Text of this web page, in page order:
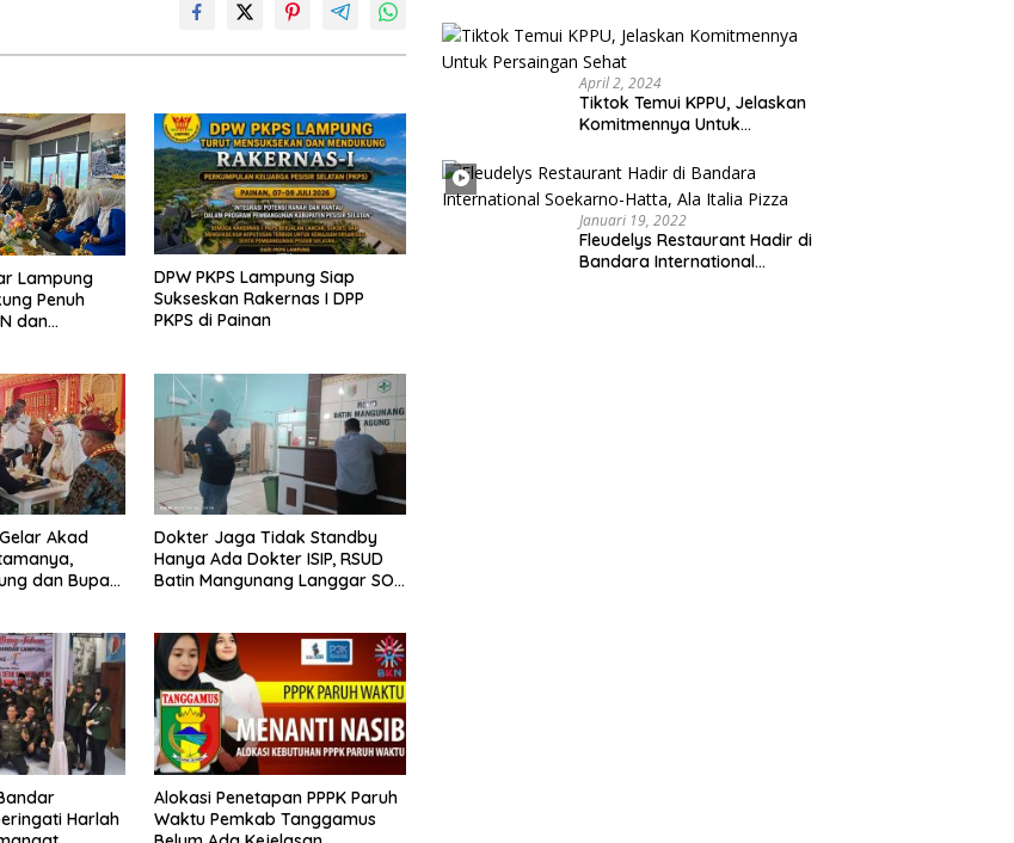
Lampung
Penuh
dan
DPW PKPS Lampung Siap
Sukseskan Rakernas I DPP
PKPS di Painan
Akad
dan Bupati
Dokter Jaga Tidak Standby
Hanya Ada Dokter ISIP, RSUD
Batin Mangunang Langgar SOP
Harlah
Alokasi Penetapan PPPK Paruh
Waktu Pemkab Tanggamus
Indonesia
April 2, 2024
Tiktok Temui KPPU, Jelaskan
Komitmennya Untuk
Januari 19, 2022
Fleudelys Restaurant Hadir di
Bandara International